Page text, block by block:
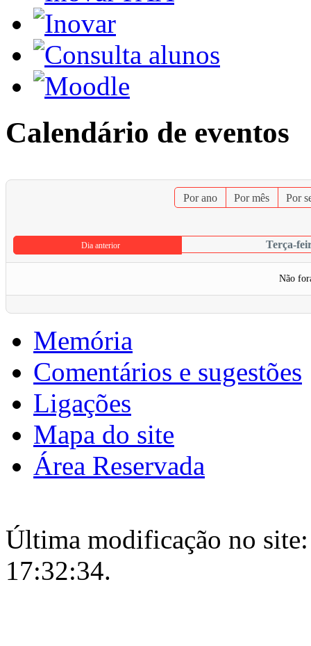
Calendário de eventos
Por ano Por mês Por
Dia anterior Terça-
Não
Memória
Comentários e sugestões
Ligações
Mapa do site
Área Reservada
Última modificação no
17:32:34.